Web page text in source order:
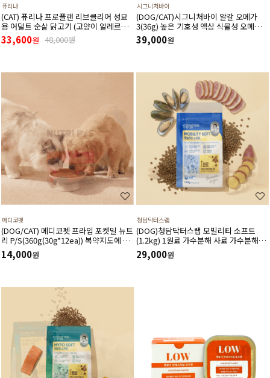
퓨리나
(CAT) 퓨리나 프로플랜 리브클리어 성묘
용 어덜트 순살 닭고기 (고양이 알레르기
감소식단)(1.5kg) (유통기한 27년 3월)
33,600원 48,000원
시그니처바이
(DOG/CAT)시그니처바이 알갈 오메가
3(36g) 높은 기호성 액상 식물성 오메가3
천연 항산화제 비타민E 함유
39,000원
메디코펫
(DOG/CAT) 메디코펫 프라임 포켓밀 뉴트
리 P/S(360g(30g*12ea)) 복약지도에 도
움주는 가수분해 오리 처방캔
14,000원
청담닥터스랩
(DOG)청담닥터스랩 모빌리티 소프트
(1.2kg) 1원료 가수분해 사료 가수분해오
리 관절건강 장건강 긴장완화 부드러운식
감
29,000원